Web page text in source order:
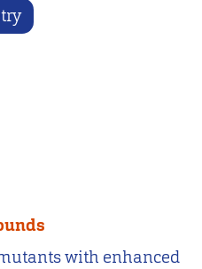
with enhanced